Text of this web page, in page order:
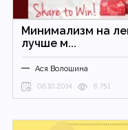
Минимализм на
лучше м...
Ася Волошина
06.10.2014 6 751